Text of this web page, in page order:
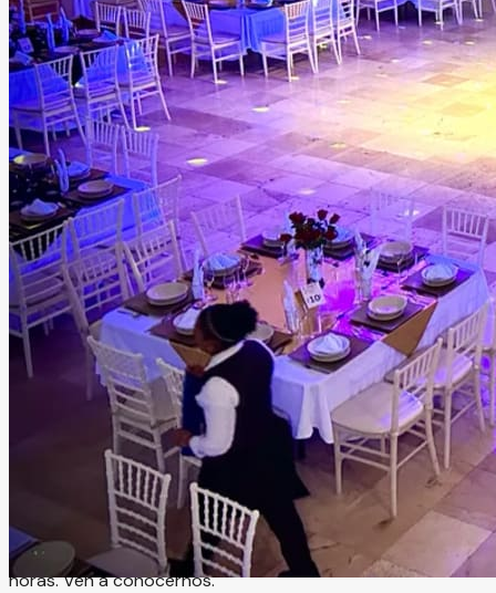
Salon De Fiestas Y Eventos
sociales TAG
Puebla, Puebla Salón
Información
Descubre uno de los salones mejor iluminados de Puebla,
ideal para crear eventos únicos y llenos de ambiente.
Ofrecemos paquetes completos que incluyen banquete,
refrescos, servicio de meseros, DJ profesional, limpieza,
seguridad, vigilancia y estacionamiento disponible las 24
horas. Ven a conocernos.